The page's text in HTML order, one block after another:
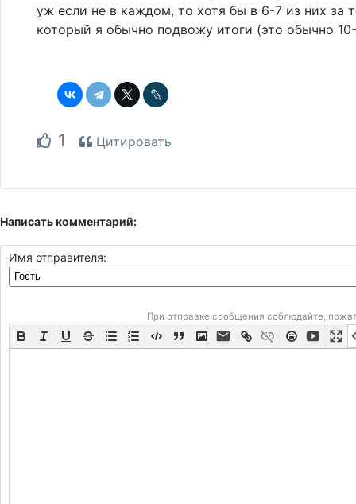
уж если не в каждом, то хотя бы в 6-7 из них за
который я обычно подвожу итоги (это обычно
1 Цитировать
Написать комментарий:
Имя отправителя:
При отправке сообщения соблюдайте,